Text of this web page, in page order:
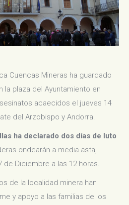
Cuencas Mineras ha guardado
la plaza del Ayuntamiento en
acaecidos el jueves 14
del Arzobispo y Andorra.
ha declarado dos días de luto
ondearán a media asta,
de Diciembre a las 12 horas.
de la localidad minera han
y apoyo a las familias de los